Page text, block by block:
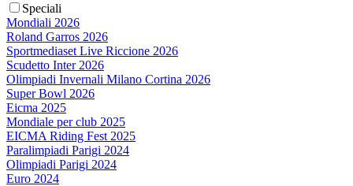
Speciali
Mondiali 2026
Roland Garros 2026
Sportmediaset Live Riccione 2026
Scudetto Inter 2026
Olimpiadi Invernali Milano Cortina 2026
Super Bowl 2026
Eicma 2025
Mondiale per club 2025
EICMA Riding Fest 2025
Paralimpiadi Parigi 2024
Olimpiadi Parigi 2024
Euro 2024